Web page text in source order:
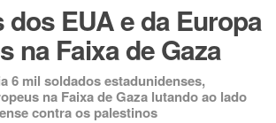
dos EUA e da Europa
na Faixa de Gaza
6 mil soldados estadunidenses,
na Faixa de Gaza lutando ao lado
contra os palestinos